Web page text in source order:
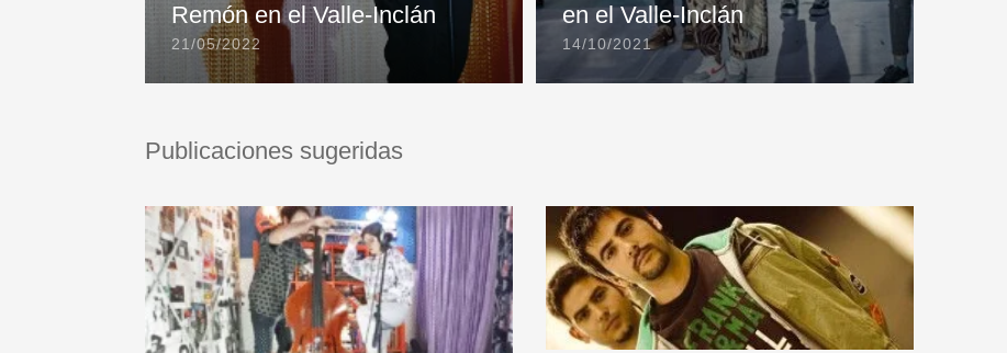
Remón en el Valle-Inclán
21/05/2022
en el Valle-Inclán
14/10/2021
Publicaciones sugeridas